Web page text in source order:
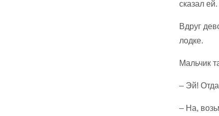
сказал ей.
Вдруг
лодке.
Мальчик
– Эй!
– На,